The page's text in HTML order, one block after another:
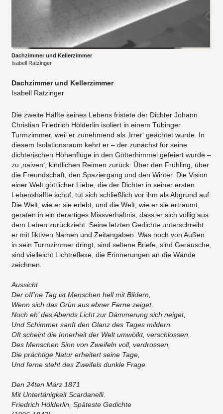
Dachzimmer und Kellerzimmer
Isabell Ratzinger
Dachzimmer und Kellerzimmer
Isabell Ratzinger
Die zweite Hälfte seines Lebens fristete der Dichter Johann
Christian Friedrich Hölderlin isoliert in einem Tübinger
Turmzimmer, weil er zunehmend als ‚Irrer‘ geächtet wurde. In
diesem Isolationsraum kehrt er – der zunächst für seine
dichterischen Höhenflüge in den Götterhimmel gefeiert wurde –
zu ‚naiven‘, kindlichen Reimen zurück: Über den Frühling, über
die Freundschaft, den Spaziergang und den Winter. Die Vision
einer Welt göttlicher Liebe, die der Dichter in seiner ersten
Lebenshälfte schuf, tut sich schließlich vor ihm als Abgrund auf:
Die Welt, wie er sie erlebt, und die Welt, wie er sie erträumt,
geraten in ein derartiges Missverhältnis, dass er sich völlig aus
dem Leben zurückzieht. Seine letzten Gedichte unterschreibt
er mit fiktiven Namen und Zeitangaben. Was noch von Außen
in sein Turmzimmer dringt, sind seltene Briefe, sind Geräusche,
sind vielleicht Lichtreflexe, die Erinnerungen an die Wände
zeichnen.
Aussicht
Der off’ne Tag ist Menschen hell mit Bildern,
Wenn sich das Grün aus ebner Ferne zeiget,
Noch eh’ des Abends Licht zur Dämmerung sich neiget,
Und Schimmer sanft den Glanz des Tages mildern.
Oft scheint die Innerheit der Welt umwölkt, verschlossen,
Des Menschen Sinn von Zweifeln voll, verdrossen,
Die prächtige Natur erheitert seine Tage,
Und ferne steht des Zweifels dunkle Frage.
Den 24ten März 1871
Mit Untertänigkeit Scardanelli.
Friedrich Hölderlin, Späteste Gedichte